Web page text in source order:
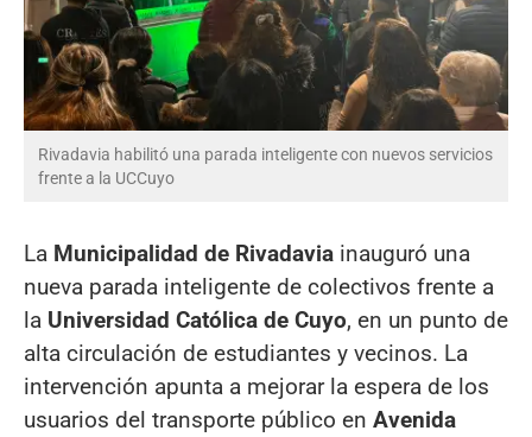
Rivadavia habilitó una parada inteligente con nuevos servicios
frente a la UCCuyo
La Municipalidad de Rivadavia inauguró una
nueva parada inteligente de colectivos frente a
la Universidad Católica de Cuyo, en un punto de
alta circulación de estudiantes y vecinos. La
intervención apunta a mejorar la espera de los
usuarios del transporte público en Avenida